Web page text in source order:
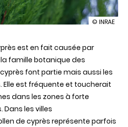
illustration
avec
pollen
pour
moins
© INRAE
est en fait causée par
famille botanique des
font partie mais aussi les
Elle est fréquente et toucherait
dans les zones à forte
Dans les villes
de cyprès représente parfois